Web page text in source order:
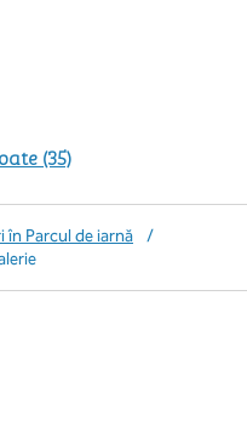
(35)
în Parcul de iarnă
/